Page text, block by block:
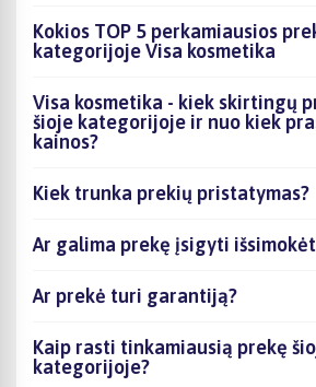
Kokios TOP 5 perkamiausios
kategorijoje Visa kosmetika
Visa kosmetika - kiek skirtingų
šioje kategorijoje ir nuo kiek
kainos?
Kiek trunka prekių pristatymas?
Ar galima prekę įsigyti
Ar prekė turi garantiją?
Kaip rasti tinkamiausią prekę
kategorijoje?